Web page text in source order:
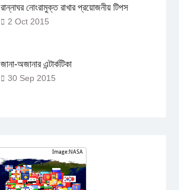
রান্নাঘর নোংরামুক্ত রাখার প্রয়োজনীয় টিপস
2 Oct 2015
জানা-অজানার এন্টার্কটিকা
30 Sep 2015